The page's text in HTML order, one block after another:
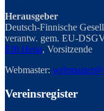
Herausgeber
Deutsch-Finnische
verantw. gem. EU-
Elfi Heua, Vorsitzende
Webmaster:
Vereinsregister